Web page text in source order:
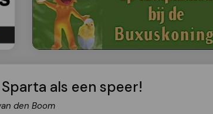
als een speer!
den Boom